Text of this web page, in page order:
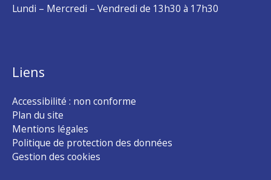
Lundi – Mercredi – Vendredi de 13h30 à 17h30
Liens
Accessibilité : non conforme
Plan du site
Mentions légales
Politique de protection des données
Gestion des cookies